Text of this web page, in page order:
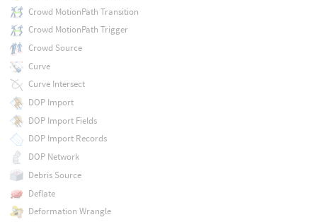
Crowd MotionPath Transition
Crowd MotionPath Trigger
Crowd Source
Curve
Curve Intersect
DOP Import
DOP Import Fields
DOP Import Records
DOP Network
Debris Source
Deflate
Deformation Wrangle